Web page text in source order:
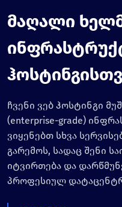
მაღალი
ჩვენი ვებ ჰოსტინგი
(enterprise-grade)
ვიყენებთ სხვა
გარემოს, სადაც შენი
იტვირთება და
პროფესიულ